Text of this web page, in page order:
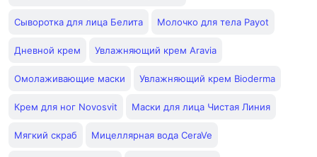
Сыворотка для лица Белита Молочко для тела Payot
Дневной крем Увлажняющий крем Aravia
Омолаживающие маски Увлажняющий крем Bioderma
Крем для ног Novosvit Маски для лица Чистая Линия
Мягкий скраб Мицеллярная вода CeraVe